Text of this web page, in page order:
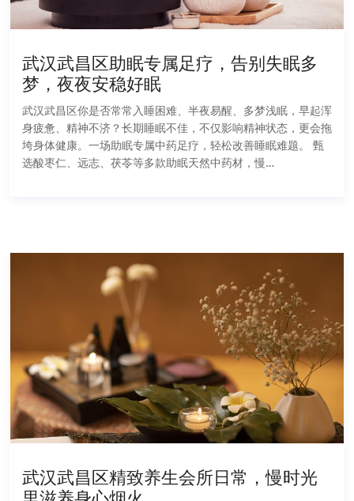
武汉武昌区助眠专属足疗，告别失眠多
梦，夜夜安稳好眠
武汉武昌区你是否常常入睡困难、半夜易醒、多梦浅眠，早起浑
身疲惫、精神不济？长期睡眠不佳，不仅影响精神状态，更会拖
垮身体健康。一场助眠专属中药足疗，轻松改善睡眠难题。 甄
选酸枣仁、远志、茯苓等多款助眠天然中药材，慢…
武汉武昌区精致养生会所日常，慢时光